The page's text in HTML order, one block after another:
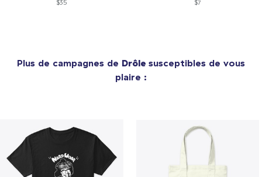
$35 $7
Plus de campagnes de Drôle susceptibles de vous
plaire :